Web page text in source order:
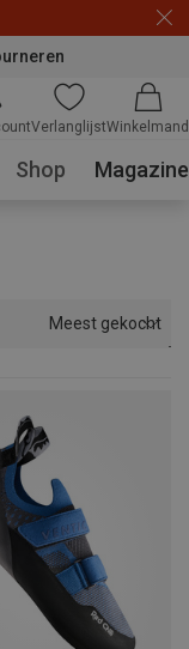
VerlanglijstWinkelmand
Shop Magazine
Meest gekocht